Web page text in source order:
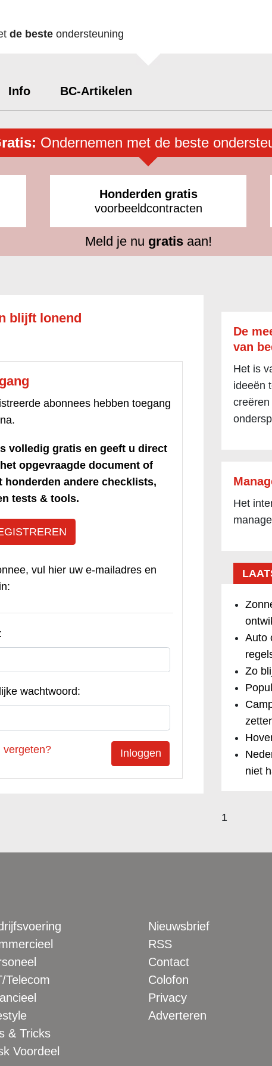
de beste ondersteuning
Info BC-Artikelen
Ondernemen met de beste
Honderden gratis
voorbeeldcontracten
Meld je nu gratisaan!
blijft lonend
abonnees hebben toegang
volledig gratis en geeft u direct
opgevraagde document of
honderden andere checklists,
tests & tools.
vul hier uw e-mailadres en
wachtwoord:
vergeten?
De
van
Het is
ideeën
Het
Auto
Zo
niet
1
Telecom
& Tricks
Voordeel
Nieuwsbrief
RSS
Contact
Colofon
Privacy
Adverteren